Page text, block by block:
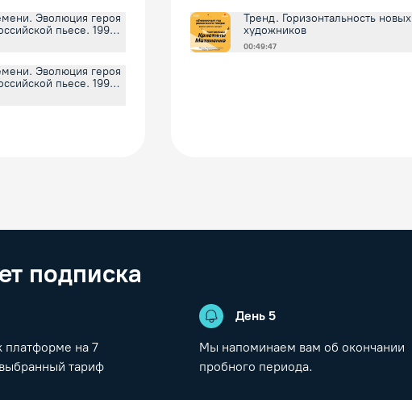
Эволюция героя
пьесе. 1990-
Эволюция героя
пьесе. 1990-
Тренд. Горизонтальность новых
художников
00:49:47
подписка
платформе на 7
тариф
День 5
Мы напоминаем вам об окончании
пробного периода.